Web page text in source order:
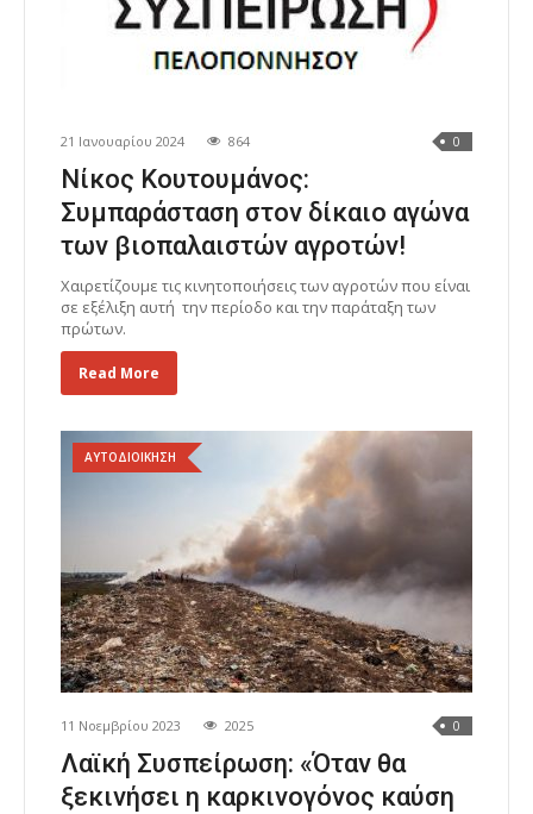
21 Ιανουαρίου 2024 864 0
Νίκος Κουτουμάνος:
Συμπαράσταση στον δίκαιο αγώνα
των βιοπαλαιστών αγροτών!
Χαιρετίζουμε τις κινητοποιήσεις των αγροτών που είναι
σε εξέλιξη αυτή την περίοδο και την παράταξη των
πρώτων.
Read More
ΑΥΤΟΔΙΟΙΚΗΣΗ
11 Νοεμβρίου 2023 2025 0
Λαϊκή Συσπείρωση: «Όταν θα
ξεκινήσει η καρκινογόνος καύση